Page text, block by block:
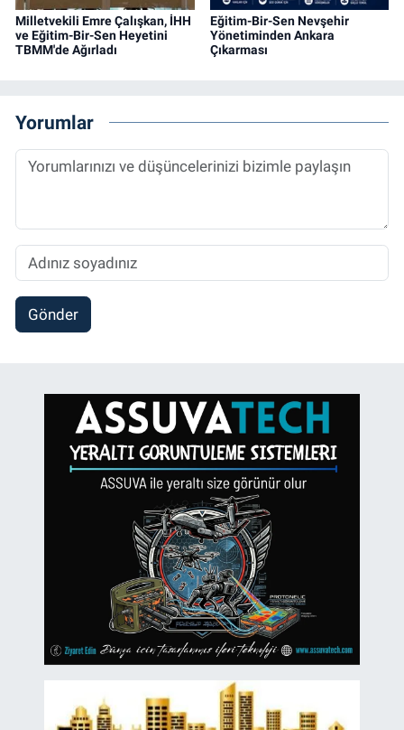
Milletvekili Emre Çalışkan, İHH
ve Eğitim-Bir-Sen Heyetini
TBMM'de Ağırladı
Eğitim-Bir-Sen Nevşehir
Yönetiminden Ankara
Çıkarması
Yorumlar
Gönder